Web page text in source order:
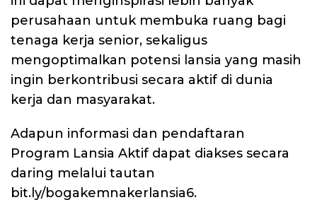
perusahaan untuk membuka ruang bagi
tenaga kerja senior, sekaligus
mengoptimalkan potensi lansia yang masih
ingin berkontribusi secara aktif di dunia
kerja dan masyarakat.
Adapun informasi dan pendaftaran
Program Lansia Aktif dapat diakses secara
daring melalui tautan
bit.ly/bogakemnakerlansia6.